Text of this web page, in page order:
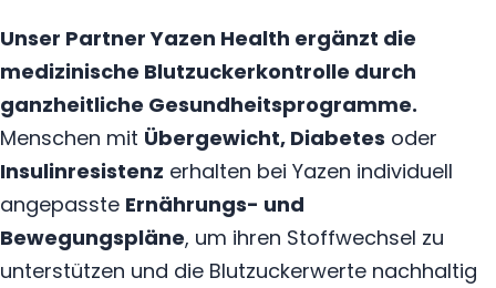
Unser Partner Yazen Health ergänzt die
medizinische Blutzuckerkontrolle durch
ganzheitliche Gesundheitsprogramme.
Menschen mit Übergewicht, Diabetes oder
Insulinresistenz erhalten bei Yazen individuell
angepasste Ernährungs- und
Bewegungspläne, um ihren Stoffwechsel zu
unterstützen und die Blutzuckerwerte nachhaltig